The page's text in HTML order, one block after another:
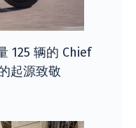
125 辆的 Chief
起源致敬